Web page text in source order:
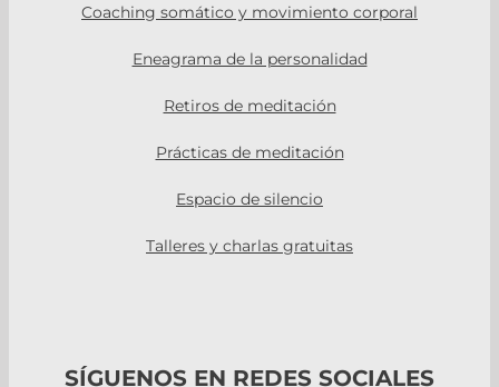
Coaching somático y movimiento corporal
Eneagrama de la personalidad
Retiros de meditación
Prácticas de meditación
Espacio de silencio
Talleres y charlas gratuitas
SÍGUENOS EN REDES SOCIALES